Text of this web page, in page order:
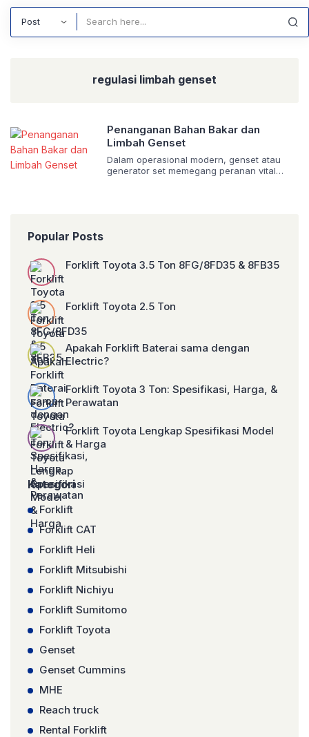
regulasi limbah genset
Penanganan Bahan Bakar dan
Limbah Genset
Dalam operasional modern, genset atau
generator set memegang peranan vital
keamanan operasional dan kesehatan
manusia, tetapi juga dapat menyebabkan
Popular Posts
Forklift Toyota 3.5 Ton 8FG/8FD35 & 8FB35
Forklift Toyota 2.5 Ton
Apakah Forklift Baterai sama dengan
Electric?
Forklift Toyota 3 Ton: Spesifikasi, Harga, &
Perawatan
Forklift Toyota Lengkap Spesifikasi Model
& Harga
Kategori
Forklift
Forklift CAT
Forklift Heli
Forklift Mitsubishi
Forklift Nichiyu
Forklift Sumitomo
Forklift Toyota
Genset
Genset Cummins
MHE
Reach truck
Rental Forklift